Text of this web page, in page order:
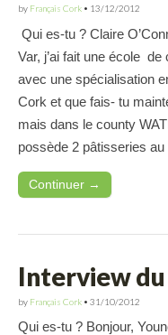
by Français Cork • 13/12/2012
Qui es-tu ? Claire
Var, j’ai fait une école
avec une spécialisation
Cork et que fais- tu
mais dans le county
possède 2 pâtisseries
Continuer →
Interview
by Français Cork • 31/10/2012
Qui es-tu ? Bonjour,